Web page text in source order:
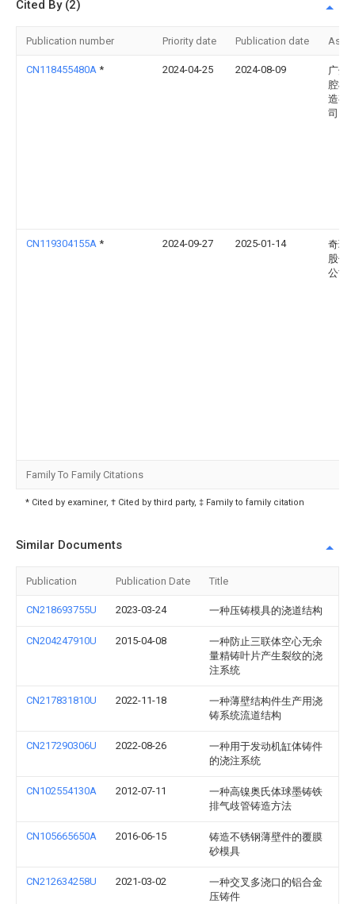
Cited By (2)
Publication number Priority date Publication date
CN118455480A * 2024-04-25 2024-08-09
广州
腔模
造有
司
CN119304155A * 2024-09-27 2025-01-14
奇瑞
股份
公司
Family To Family Citations
* Cited by examiner, † Cited by third party, ‡ Family to family citation
Similar Documents
Publication Publication Date Title
CN218693755U 2023-03-24 一种压铸模具的浇道结构
CN204247910U 2015-04-08
一种防止三联体空心无余
量精铸叶片产生裂纹的浇
注系统
CN217831810U 2022-11-18
一种薄壁结构件生产用浇
铸系统流道结构
CN217290306U 2022-08-26
一种用于发动机缸体铸件
的浇注系统
CN102554130A 2012-07-11
一种高镍奥氏体球墨铸铁
排气歧管铸造方法
CN105665650A 2016-06-15
铸造不锈钢薄壁件的覆膜
砂模具
CN212634258U 2021-03-02
一种交叉多浇口的铝合金
压铸件